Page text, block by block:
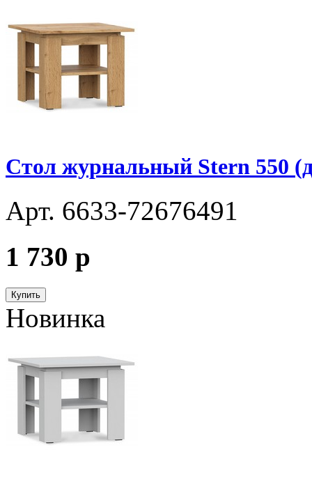
Стол журнальный Stern 550
Арт. 6633-72676491
1 730 p
Купить
Новинка